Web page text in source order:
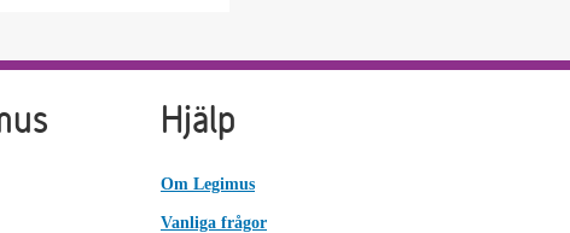
Hjälp
Om Legimus
Vanliga frågor